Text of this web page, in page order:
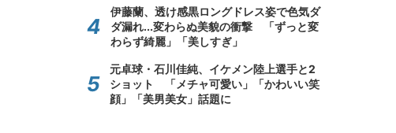
伊藤蘭、透け感黒ロングドレス姿で色気ダ
ダ漏れ...変わらぬ美貌の衝撃 「ずっと変
わらず綺麗」「美しすぎ」
元卓球・石川佳純、イケメン陸上選手と2
ショット 「メチャ可愛い」「かわいい笑
顔」「美男美女」話題に